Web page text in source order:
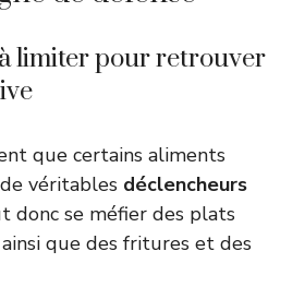
limiter pour retrouver
que certains aliments
véritables déclencheurs
donc se méfier des plats
que des fritures et des